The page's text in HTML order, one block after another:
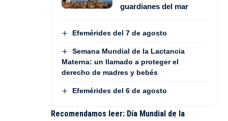
guardianes del mar
Efemérides del 7 de agosto
Semana Mundial de la Lactancia
Materna: un llamado a proteger el
derecho de madres y bebés
Efemérides del 6 de agosto
Recomendamos leer: Día Mundial de la